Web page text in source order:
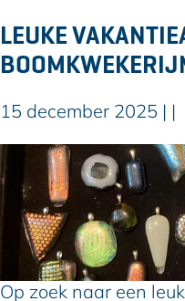
j
P
a
k
i
l
l
a
i
LEUKE
15 december 2025 | |
L
e
u
k
a
Op zoek naar een